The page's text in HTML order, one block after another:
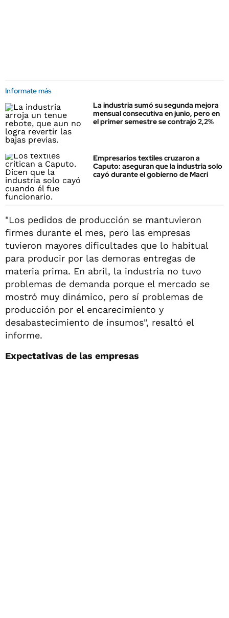
Informate más
La industria sumó su segunda mejora
mensual consecutiva en junio, pero en
el primer semestre se contrajo 2,2%
Empresarios textiles cruzaron a
Caputo: aseguran que la industria solo
cayó durante el gobierno de Macri
"Los pedidos de producción se mantuvieron
firmes durante el mes, pero las empresas
tuvieron mayores dificultades que lo habitual
para producir por las demoras entregas de
materia prima. En abril, la industria no tuvo
problemas de demanda porque el mercado se
mostró muy dinámico, pero sí problemas de
producción por el encarecimiento y
desabastecimiento de insumos", resaltó el
informe.
Expectativas de las empresas